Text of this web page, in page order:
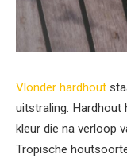
Vlonder hardhout
uitstraling. Hardhout
kleur die na verloop
Tropische